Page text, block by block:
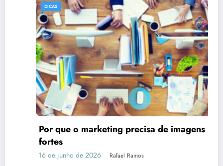
DICAS
Por que o marketing precisa de imagens
fortes
16 de junho de 2026 Rafael Ramos